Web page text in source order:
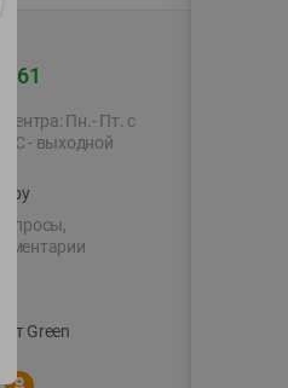
61
центра: Пн.- Пт. с
ВС - выходной
Green